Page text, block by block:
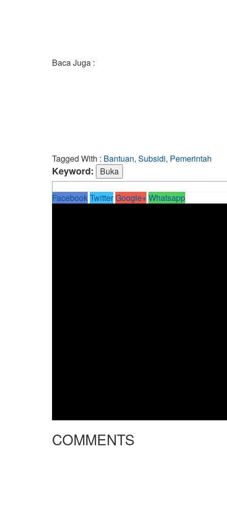
Baca Juga :
Tagged With : Bantuan, Subsidi, Pemerintah
Keyword:
Facebook TwitterGoogle+Whatsapp
COMMENTS